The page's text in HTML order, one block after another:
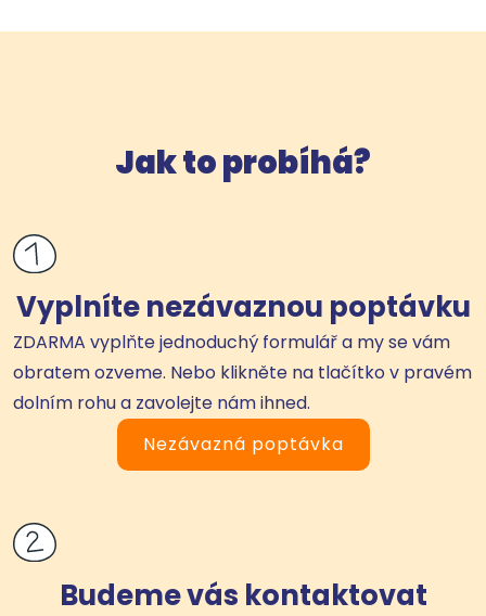
Jak to probíhá?
Vyplníte nezávaznou poptávku
ZDARMA vyplňte jednoduchý formulář a my se vám
obratem ozveme. Nebo klikněte na tlačítko v pravém
dolním rohu a zavolejte nám ihned.
Nezávazná poptávka
Budeme vás kontaktovat